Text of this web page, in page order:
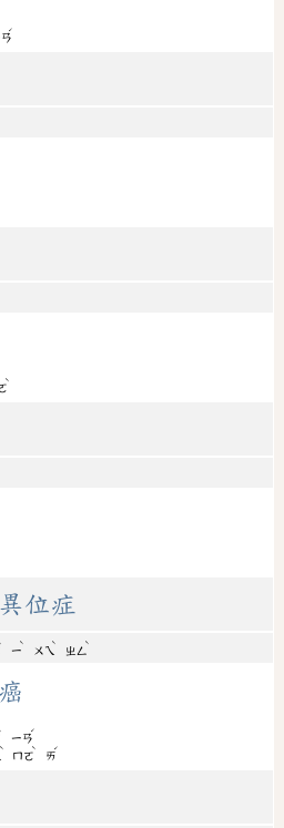
ˊ
ˋ
位症
ㄧ
ˋ
ㄨㄟ
ˋ
ㄓㄥ
ˋ
ㄧㄢ
ˊ
ˋ
ㄇㄛ
ˋ
ㄞ
ˊ